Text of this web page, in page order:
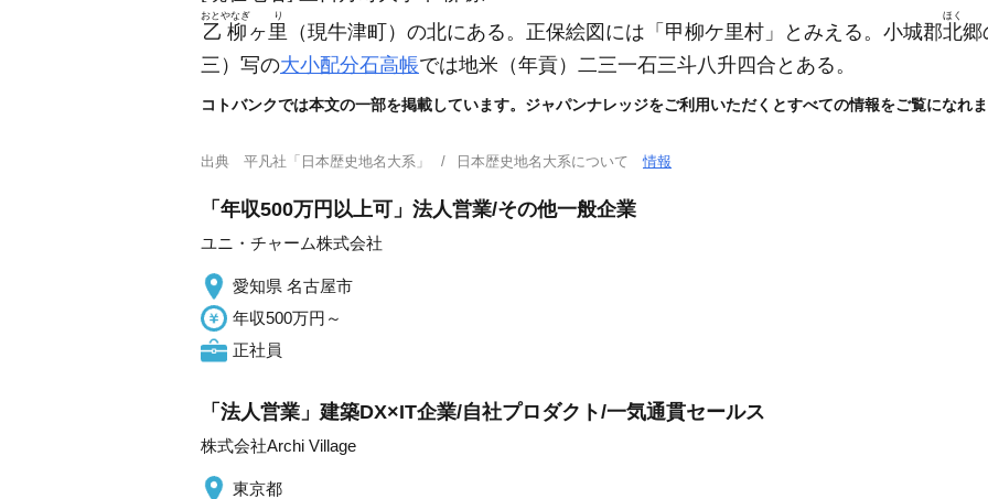
乙柳
おとやなぎ
ヶ 里
り
（現牛津町） の北にある。正保絵図には「甲柳ケ里村」とみえる。小城郡北
ほく
郷
三） 写の大小配分石高帳では地米 （年貢） 二三一石三斗八升四合とある。
コトバンクでは本文の一部を掲載しています。ジャパンナレッジをご利用いただくとすべての情報をご覧になれま
出典 平凡社「日本歴史地名大系」 日本歴史地名大系について情報
「年収500万円以上可」法人営業/その他一般企業
ユニ・チャーム株式会社
愛知県 名古屋市
年収500万円～
正社員
「法人営業」建築DX×IT企業/自社プロダクト/一気通貫セールス
株式会社Archi Village
東京都